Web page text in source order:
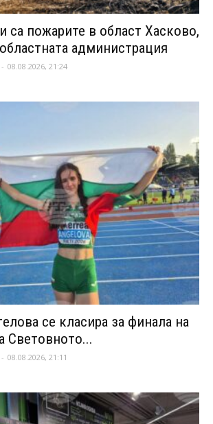
са пожарите в област Хасково,
администрация
- 08.08.2026, 21:24
се класира за финала на
Световното...
- 08.08.2026, 21:11